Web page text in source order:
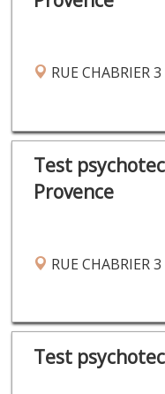
RUE CHABRIER 3
Test
Provence
RUE CHABRIER 3
Test